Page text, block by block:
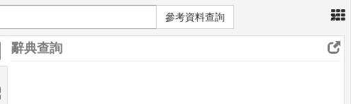
×
參考資料查詢
辭典查詢